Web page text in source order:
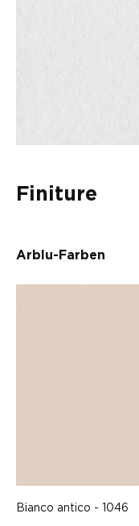
Finiture
Arblu-Farben
Bianco antico - 1046